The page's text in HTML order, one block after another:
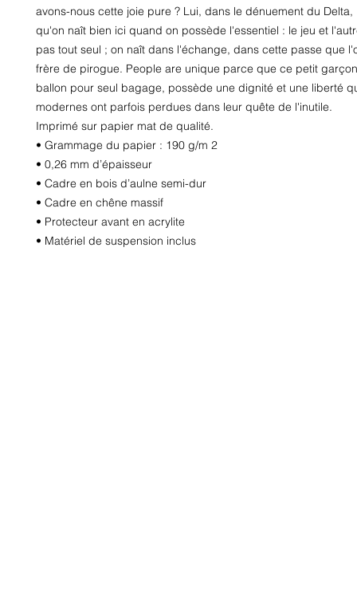
avons-nous cette joie pure ? Lui, dans le dénuement du
qu'on naît bien ici quand on possède l'essentiel : le jeu et
pas tout seul ; on naît dans l'échange, dans cette passe que
frère de pirogue. People are unique parce que ce petit
ballon pour seul bagage, possède une dignité et une liberté
modernes ont parfois perdues dans leur quête de l'inutile.
Imprimé sur papier mat de qualité.
• Grammage du papier : 190 g/m 2
• 0,26 mm d’épaisseur
• Cadre en bois d’aulne semi-dur
• Cadre en chêne massif
• Protecteur avant en acrylite
• Matériel de suspension inclus